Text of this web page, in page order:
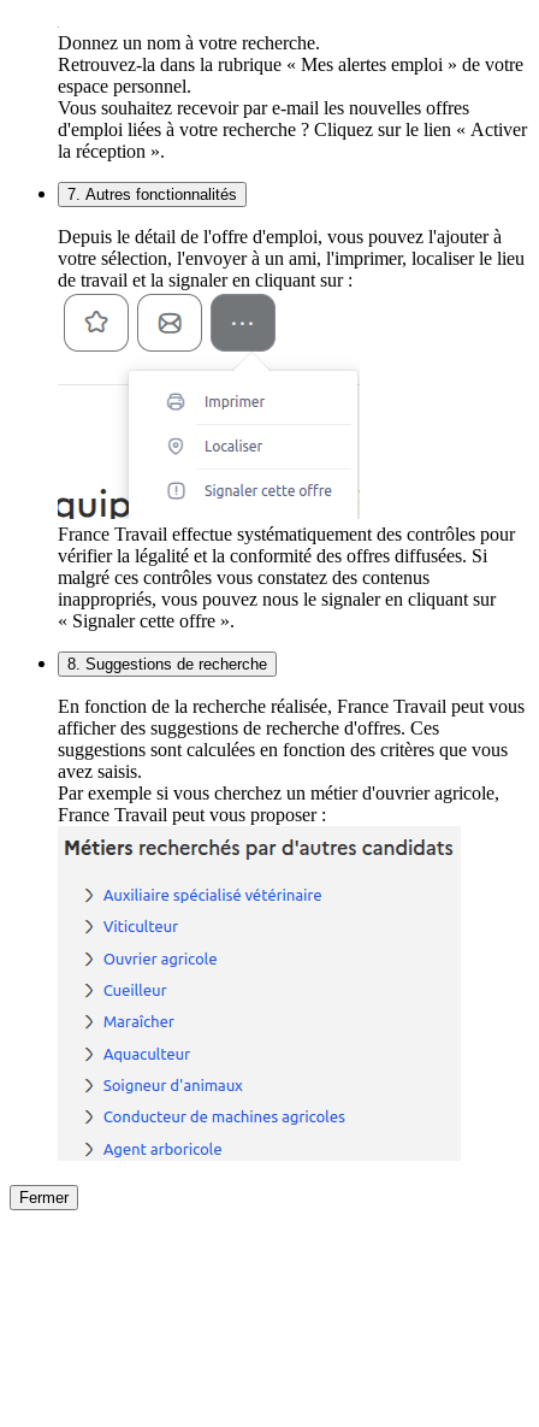
Donnez un nom à votre recherche.
Retrouvez-la dans la rubrique « Mes alertes emploi » de votre
espace personnel.
Vous souhaitez recevoir par e-mail les nouvelles offres
d'emploi liées à votre recherche ? Cliquez sur le lien « Activer
la réception ».
7. Autres fonctionnalités
Depuis le détail de l'offre d'emploi, vous pouvez l'ajouter à
votre sélection, l'envoyer à un ami, l'imprimer, localiser le lieu
de travail et la signaler en cliquant sur :
France Travail effectue systématiquement des contrôles pour
vérifier la légalité et la conformité des offres diffusées. Si
malgré ces contrôles vous constatez des contenus
inappropriés, vous pouvez nous le signaler en cliquant sur
« Signaler cette offre ».
8. Suggestions de recherche
En fonction de la recherche réalisée, France Travail peut vous
afficher des suggestions de recherche d'offres. Ces
suggestions sont calculées en fonction des critères que vous
avez saisis.
Par exemple si vous cherchez un métier d'ouvrier agricole,
France Travail peut vous proposer :
Fermer